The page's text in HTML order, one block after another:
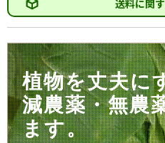
送料に関
植物を丈夫に
減農薬・無農
ます。